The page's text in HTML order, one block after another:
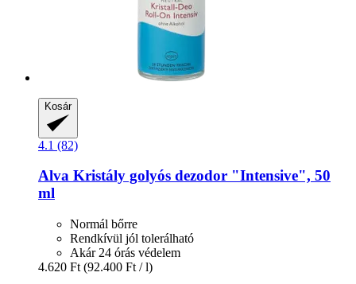
Kosár
4.1 (82)
Alva Kristály golyós dezodor "Intensive", 50
ml
Normál bőrre
Rendkívül jól tolerálható
Akár 24 órás védelem
4.620 Ft (92.400 Ft / l)